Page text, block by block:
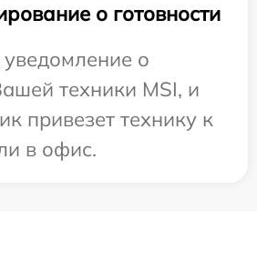
о готовности
о
техники MSI, и
привезет технику к
в офис.